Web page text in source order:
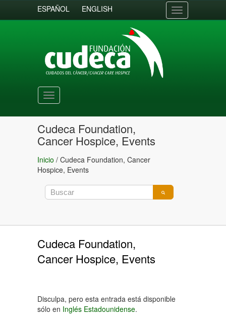
ESPAÑOL ENGLISH
Toggle
navigation
Toggle
navigation
Cudeca Foundation,
Cancer Hospice, Events
Inicio / Cudeca Foundation, Cancer
Hospice, Events
Cudeca Foundation,
Cancer Hospice, Events
Disculpa, pero esta entrada está disponible
sólo en Inglés Estadounidense.